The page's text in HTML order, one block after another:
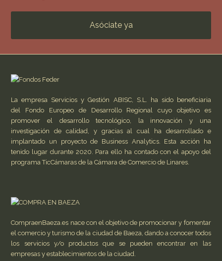
Asóciate ya
La empresa Servicios y Gestión ABISC, S.L. ha sido beneficiaria
del Fondo Europeo de Desarrollo Regional cuyo objetivo es
promover el desarrollo tecnológico, la innovación y una
investigación de calidad, y gracias al cual ha desarrollado e
implantado un proyecto de Business Analytics. Esta acción ha
tenido lugar durante 2020. Para ello ha contado con el apoyo del
programa TicCámaras de la Cámara de Comercio de Linares.
CompraenBaeza.es nace con el objetivo de promocionar y fomentar
el comercio y turismo de la ciudad de Baeza, dando a conocer todos
los servicios y/o productos que se pueden encontrar en las
empresas y establecimientos de la ciudad.